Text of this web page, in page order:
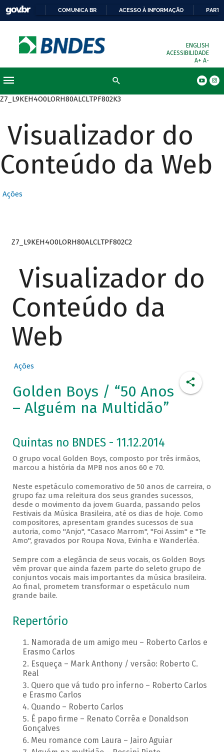
COMUNICA BR ACESSO À INFORMAÇÃO
ENGLISH
ACESSIBILIDADE
A+ A-
Z7_L9KEH4O0LORH80ALCLTPF802K3
Visualizador do
Conteúdo da Web
Ações
Z7_L9KEH4O0LORH80ALCLTPF802C2
Visualizador do
Conteúdo da
Web
Ações
Golden Boys / “50 Anos
– Alguém na Multidão”
Quintas no BNDES - 11.12.2014
O grupo vocal Golden Boys, composto por três irmãos,
marcou a história da MPB nos anos 60 e 70.
Neste espetáculo comemorativo de 50 anos de carreira, o
grupo faz uma releitura dos seus grandes sucessos,
desde o movimento da jovem Guarda, passando pelos
Festivais da Música Brasileira, até os dias de hoje. Como
compositores, apresentam grandes sucessos de sua
autoria, como "Anjo", "Casaco Marrom", "Foi Assim" e "Te
Amo", gravados por Roupa Nova, Evinha e Wanderléa.
Sempre com a elegância de seus vocais, os Golden Boys
vêm provar que ainda fazem parte do seleto grupo de
conjuntos vocais mais importantes da música brasileira.
Ao final, prometem transformar o espetáculo num
grande baile.
Repertório
Namorada de um amigo meu – Roberto Carlos e
Erasmo Carlos
Esqueça – Mark Anthony / versão: Roberto C.
Real
Quero que vá tudo pro inferno – Roberto Carlos
e Erasmo Carlos
Quando – Roberto Carlos
É papo firme – Renato Corrêa e Donaldson
Gonçalves
Meu romance com Laura – Jairo Aguiar